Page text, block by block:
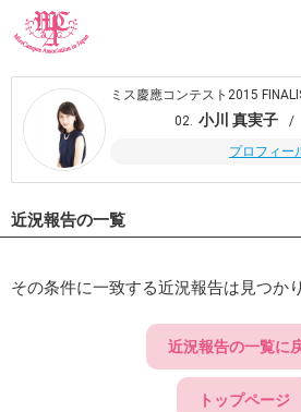
ミス慶應コンテスト2015
02. 小川 真実子
/
プロフィー
近況報告の一覧
その条件に一致する近況報告は見つか
近況報告の一覧に
トップページ